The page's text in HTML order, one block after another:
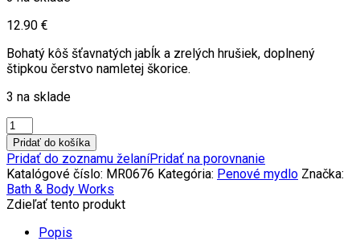
12.90 €
Bohatý kôš šťavnatých jabĺk a zrelých hrušiek, doplnený
štipkou čerstvo namletej škorice.
3 na sklade
množstvo
Penové
mydlo
na
ruky
AFTERNOON
PICKING
Pridať do košíka
Pridať do zoznamu želaníPridať na porovnanie
Katalógové číslo: MR0676 Kategória: Penové mydlo Značka:
Bath & Body Works
Zdieľať tento produkt
Popis